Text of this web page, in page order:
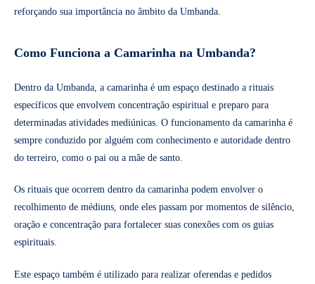
reforçando sua importância no âmbito da Umbanda.
Como Funciona a Camarinha na Umbanda?
Dentro da Umbanda, a camarinha é um espaço destinado a rituais
específicos que envolvem concentração espiritual e preparo para
determinadas atividades mediúnicas. O funcionamento da camarinha é
sempre conduzido por alguém com conhecimento e autoridade dentro
do terreiro, como o pai ou a mãe de santo.
Os rituais que ocorrem dentro da camarinha podem envolver o
recolhimento de médiuns, onde eles passam por momentos de silêncio,
oração e concentração para fortalecer suas conexões com os guias
espirituais.
Este espaço também é utilizado para realizar oferendas e pedidos